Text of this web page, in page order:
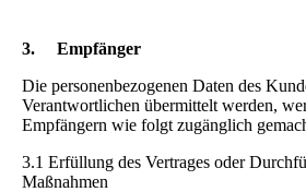
3. Empfänger
Die personenbezogenen Daten des
Verantwortlichen übermittelt werden,
Empfängern wie folgt zugänglich
3.1 Erfüllung des Vertrages oder
Maßnahmen